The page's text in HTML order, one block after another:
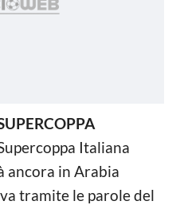
Italiana
ancora in Arabia
tramite le parole del